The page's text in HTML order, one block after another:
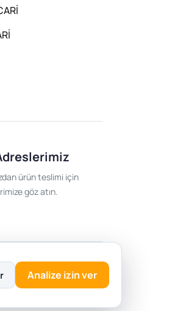
ürün teslimi için
göz atın.
Analize izin ver